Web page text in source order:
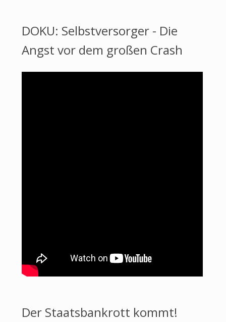
DOKU: Selbstversorger - Die
Angst vor dem großen Crash
Der Staatsbankrott kommt!